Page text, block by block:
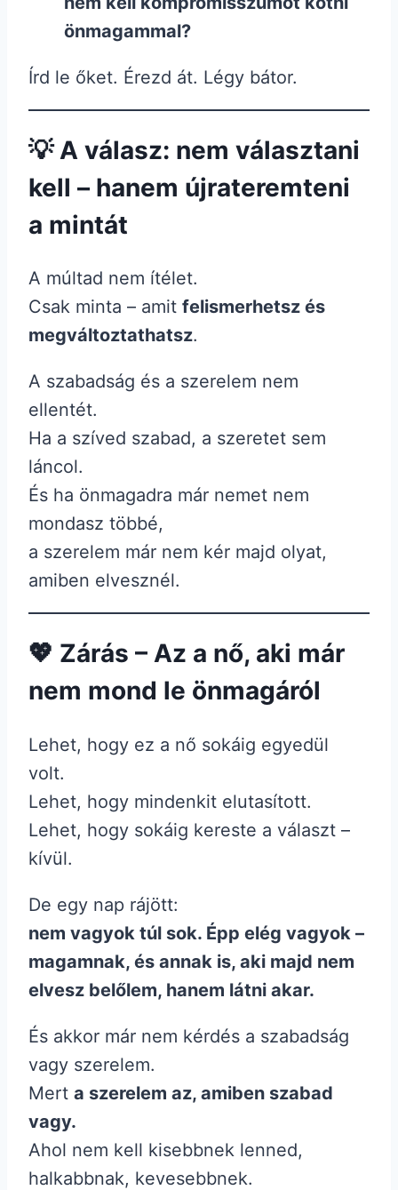
önmagammal?
Írd le őket. Érezd át. Légy bátor.
💡 A válasz: nem választani
kell – hanem újrateremteni
a mintát
A múltad nem ítélet.
Csak minta – amit felismerhetsz és
megváltoztathatsz.
A szabadság és a szerelem nem
ellentét.
Ha a szíved szabad, a szeretet sem
láncol.
És ha önmagadra már nemet nem
mondasz többé,
a szerelem már nem kér majd olyat,
amiben elvesznél.
💖 Zárás – Az a nő, aki már
nem mond le önmagáról
Lehet, hogy ez a nő sokáig egyedül
volt.
Lehet, hogy mindenkit elutasított.
Lehet, hogy sokáig kereste a választ –
kívül.
De egy nap rájött:
nem vagyok túl sok. Épp elég vagyok –
magamnak, és annak is, aki majd nem
elvesz belőlem, hanem látni akar.
És akkor már nem kérdés a szabadság
vagy szerelem.
Mert a szerelem az, amiben szabad
vagy.
Ahol nem kell kisebbnek lenned,
halkabbnak, kevesebbnek.